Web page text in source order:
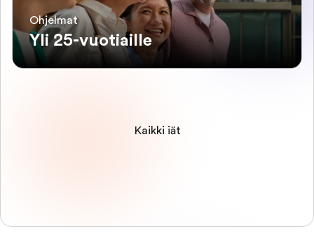
Ohjelmat
Yli 25-vuotiaille
Kaikki iät